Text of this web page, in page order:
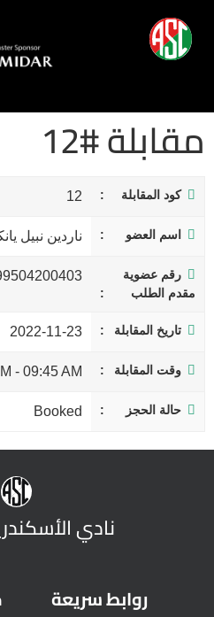
مقابلة #12
كود المقابلة 12
اسم العضو ناردين نبيل
رقم عضوية
مقدم الطلب
تاريخ المقابلة 2022-11-23
وقت المقابلة 09:45 AM
-
حالة الحجز Booked
نادي
روابط سريعة